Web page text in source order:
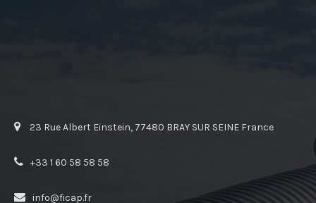
23 Rue Albert Einstein, 77480 BRAY SUR SEINE France
+33 1 60 58 58 58
info@ficap.fr